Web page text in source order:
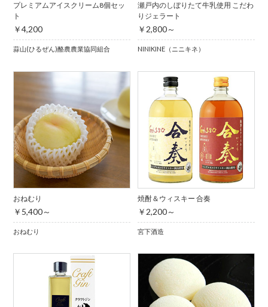
プレミアムアイスクリーム8個セッ
ト
￥4,200
蒜山(ひるぜん)酪農農業協同組合
瀬戸内のしぼりたて牛乳使用 こだわ
りジェラート
￥2,800～
NINIKINE（ニニキネ）
おねむり
￥5,400～
おねむり
焼酎＆ウィスキー 合奏
￥2,200～
宮下酒造